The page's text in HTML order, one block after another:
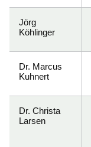
Jörg
Köhlinger
Dr. Marcus
Kuhnert
Dr. Christa
Larsen